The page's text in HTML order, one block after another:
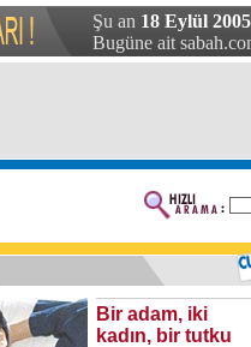
Şu an 18 Eylül
Bugüne ait
Bir adam, iki
kadın, bir tutku